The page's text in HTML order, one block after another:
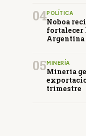
04POLÍTICA
Noboa
fortalecer
Argentina
05 MINERÍA
Minería
trimestre